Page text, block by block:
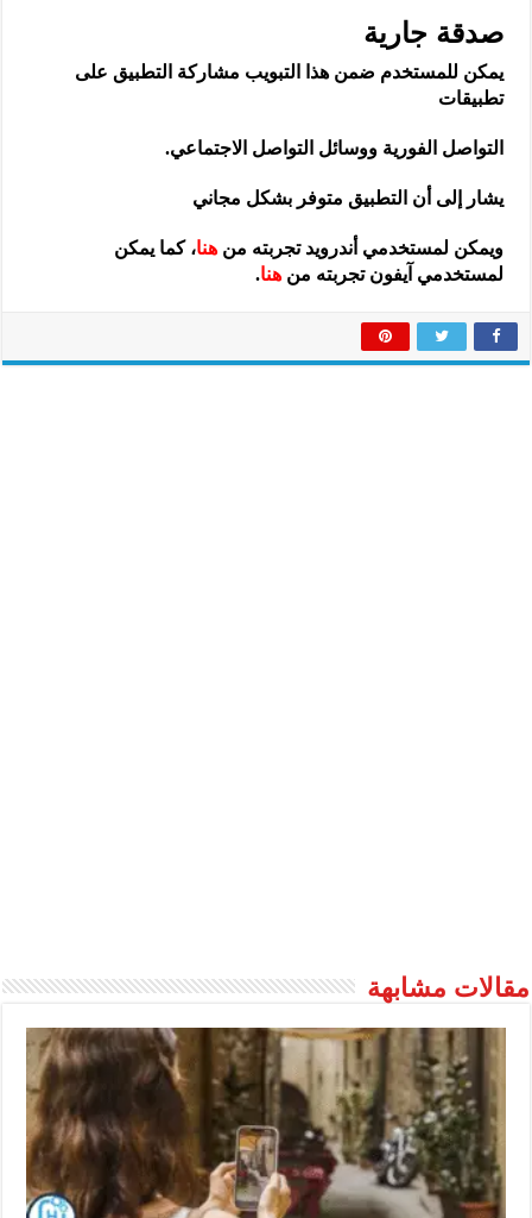
صدقة جارية
يمكن للمستخدم ضمن هذا التبويب مشاركة التطبيق على
تطبيقات
التواصل الفورية ووسائل التواصل الاجتماعي.
يشار إلى أن التطبيق متوفر بشكل مجاني
ويمكن لمستخدمي أندرويد تجربته من هنا، كما يمكن
لمستخدمي آيفون تجربته من هنا.
مقالات مشابهة